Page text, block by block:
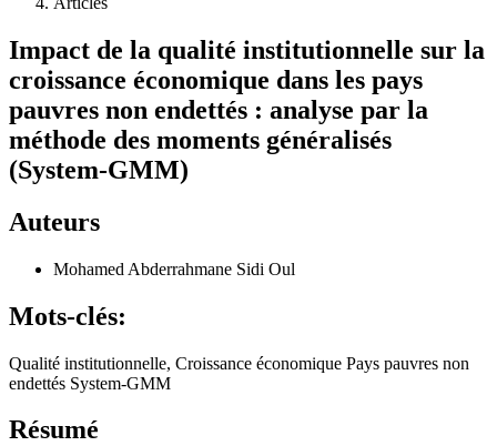
Impact de la qualité institutionnelle sur la
croissance économique dans les pays
pauvres non endettés : analyse par la
méthode des moments généralisés
(System-GMM)
Auteurs
Mohamed Abderrahmane Sidi Oul
Mots-clés:
Qualité institutionnelle, Croissance économique Pays pauvres non
endettés System-GMM
Résumé